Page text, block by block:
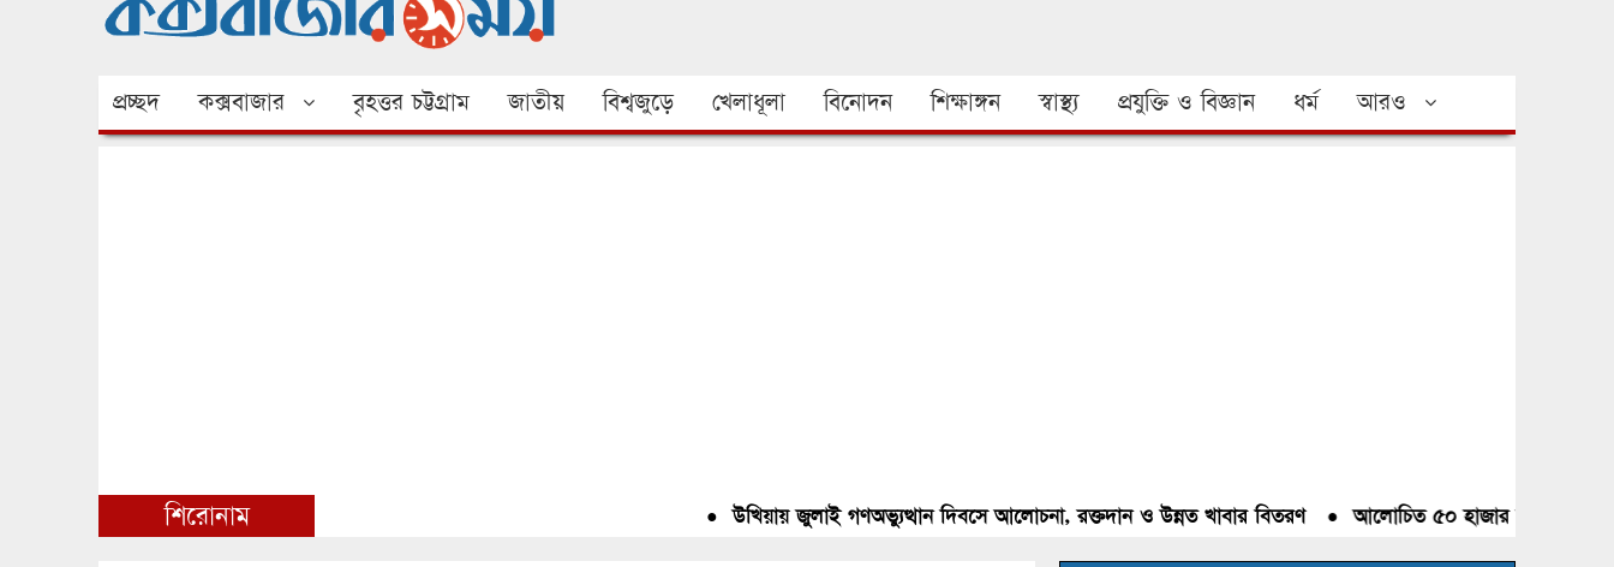
প্রচ্ছদ কক্সবাজার বৃহত্তর চট্টগ্রাম জাতীয় বিশ্বজুড়ে খেলাধূলা বিনোদন শিক্ষাঙ্গন স্বাস্থ্য প্রযুক্তি ও বিজ্ঞান ধর্ম আরও
শিরোনাম উখিয়ায় জুলাই গণঅভ্যুত্থান দিবসে আলোচনা, রক্তদান ও উন্নত খাবার বিতরণ● আলোচিত ৫০ হাজার পিস ইয়াবা